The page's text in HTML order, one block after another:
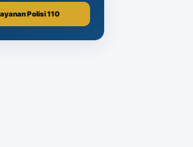
Polisi 110